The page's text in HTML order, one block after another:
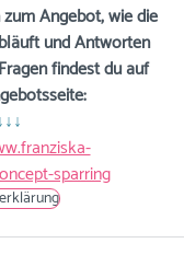
Angebot, wie die
und Antworten
findest du auf
sparring